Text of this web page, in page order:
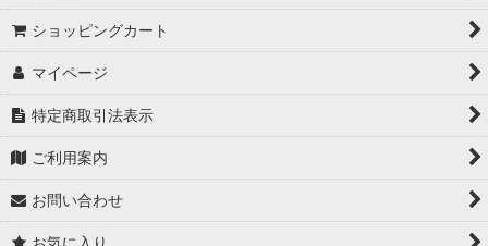
ショッピングカート
マイページ
特定商取引法表示
ご利用案内
お問い合わせ
お気に入り